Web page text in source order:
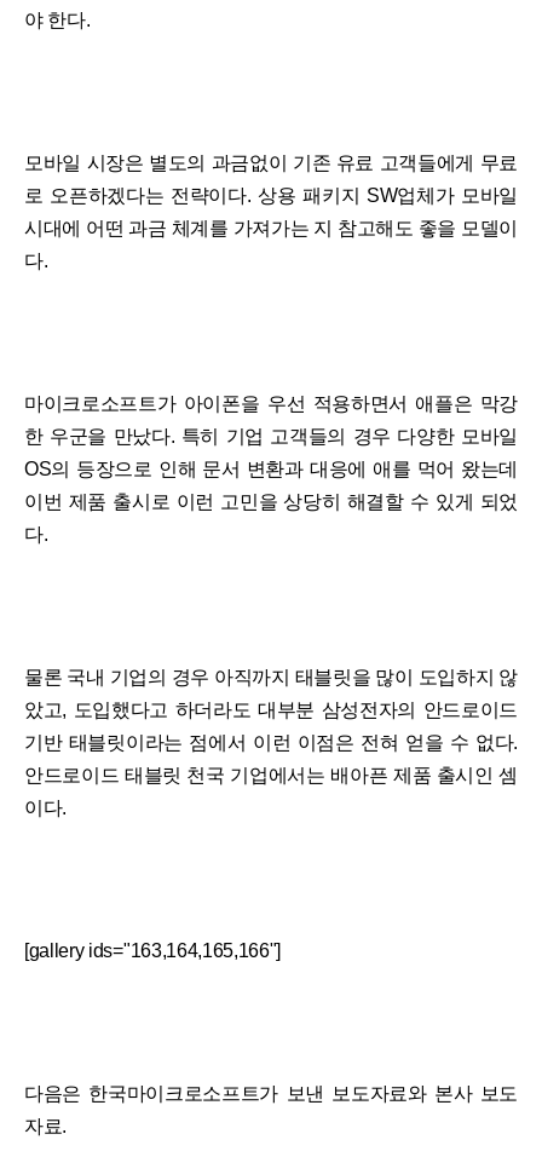
야 한다.
모바일 시장은 별도의 과금없이 기존 유료 고객들에게 무료
로 오픈하겠다는 전략이다. 상용 패키지 SW업체가 모바일
시대에 어떤 과금 체계를 가져가는 지 참고해도 좋을 모델이
다.
마이크로소프트가 아이폰을 우선 적용하면서 애플은 막강
한 우군을 만났다. 특히 기업 고객들의 경우 다양한 모바일
OS의 등장으로 인해 문서 변환과 대응에 애를 먹어 왔는데
이번 제품 출시로 이런 고민을 상당히 해결할 수 있게 되었
다.
물론 국내 기업의 경우 아직까지 태블릿을 많이 도입하지 않
았고, 도입했다고 하더라도 대부분 삼성전자의 안드로이드
기반 태블릿이라는 점에서 이런 이점은 전혀 얻을 수 없다.
안드로이드 태블릿 천국 기업에서는 배아픈 제품 출시인 셈
이다.
[gallery ids="163,164,165,166"]
다음은 한국마이크로소프트가 보낸 보도자료와 본사 보도
자료.